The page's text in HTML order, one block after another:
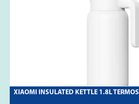
XIAOMI INSULATED KETTLE 1.8L TERMOS